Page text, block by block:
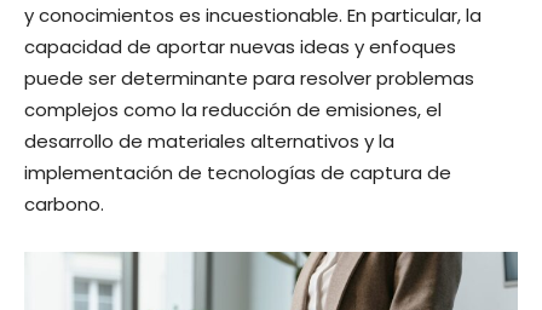
y conocimientos es incuestionable. En particular, la
capacidad de aportar nuevas ideas y enfoques
puede ser determinante para resolver problemas
complejos como la reducción de emisiones, el
desarrollo de materiales alternativos y la
implementación de tecnologías de captura de
carbono.